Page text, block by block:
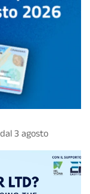
3 agosto